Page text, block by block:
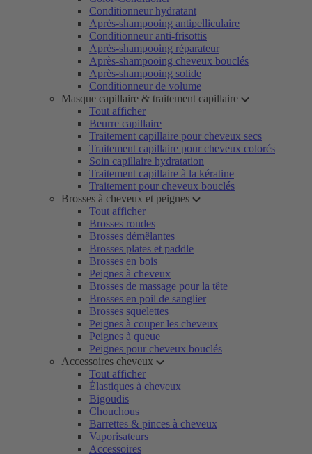
Conditionneur hydratant
Après-shampooing antipelliculaire
Conditionneur anti-frisottis
Après-shampooing réparateur
Après-shampooing cheveux bouclés
Après-shampooing solide
Conditionneur de volume
Masque capillaire & traitement capillaire
Tout afficher
Beurre capillaire
Traitement capillaire pour cheveux secs
Traitement capillaire pour cheveux colorés
Soin capillaire hydratation
Traitement capillaire à la kératine
Traitement pour cheveux bouclés
Brosses à cheveux et peignes
Tout afficher
Brosses rondes
Brosses démêlantes
Brosses plates et paddle
Brosses en bois
Peignes à cheveux
Brosses de massage pour la tête
Brosses en poil de sanglier
Brosses squelettes
Peignes à couper les cheveux
Peignes à queue
Peignes pour cheveux bouclés
Accessoires cheveux
Tout afficher
Élastiques à cheveux
Bigoudis
Chouchous
Barrettes & pinces à cheveux
Vaporisateurs
Accessoires